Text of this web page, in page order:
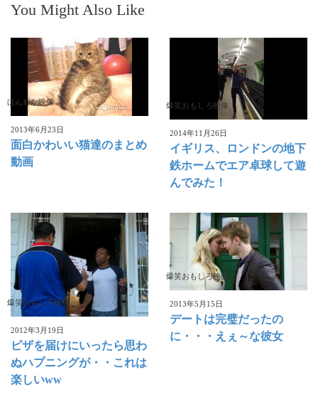
You Might Also Like
ほんわか映像
2013年6月23日
面白かわいい猫達のまとめ
動画
爆笑おもしろ映像
2014年11月26日
イギリス、ロンドンの地下
鉄ホームでエア卓球して遊
んでみた！
爆笑おもしろ映像
2012年3月19日
ピザを届けにいったら思わ
ぬハプニングが・・これは
楽しいww
爆笑おもしろ映像
2013年5月15日
デートは完璧だったの
に・・・えぇ～な彼女